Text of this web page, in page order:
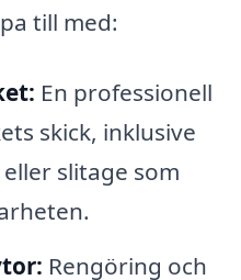
till med:
En professionell
skick, inklusive
slitage som
Rengöring och